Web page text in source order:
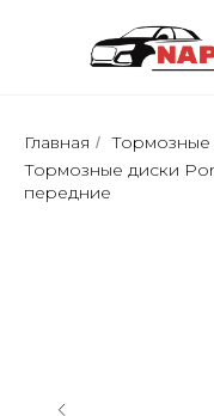
Главная / Тормозные
Тормозные диски
передние